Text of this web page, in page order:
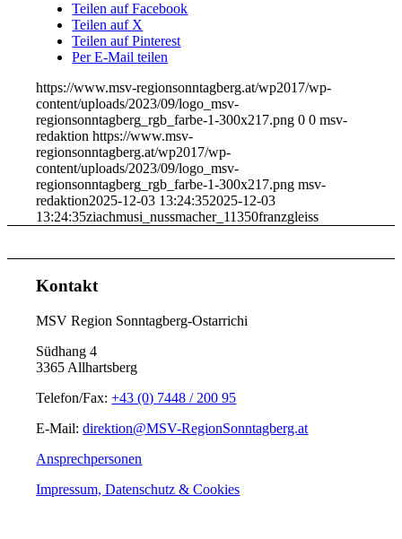
Teilen auf Facebook
Teilen auf X
Teilen auf Pinterest
Per E-Mail teilen
https://www.msv-regionsonntagberg.at/wp2017/wp-
content/uploads/2023/09/logo_msv-
regionsonntagberg_rgb_farbe-1-300x217.png 0 0 msv-
redaktion https://www.msv-
regionsonntagberg.at/wp2017/wp-
content/uploads/2023/09/logo_msv-
regionsonntagberg_rgb_farbe-1-300x217.png msv-
redaktion2025-12-03 13:24:352025-12-03
13:24:35ziachmusi_nussmacher_11350franzgleiss
Kontakt
MSV Region Sonntagberg-Ostarrichi
Südhang 4
3365 Allhartsberg
Telefon/Fax:+43 (0) 7448 / 200 95
E-Mail:direktion@MSV-RegionSonntagberg.at
Ansprechpersonen
Impressum, Datenschutz & Cookies